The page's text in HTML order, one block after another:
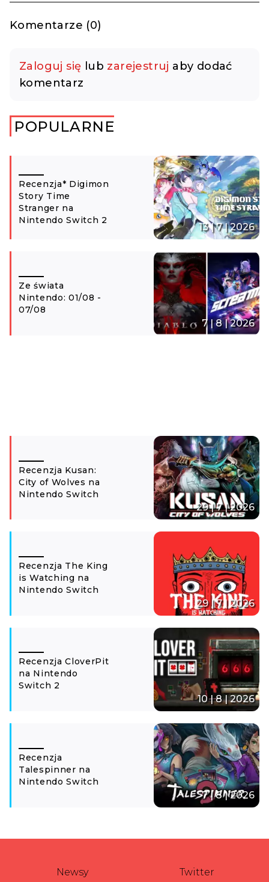
Komentarze (0)
Zaloguj się lub zarejestruj aby dodać
komentarz
POPULARNE
Recenzja* Digimon
Story Time
Stranger na
Nintendo Switch 2
13 | 7 | 2026
Ze świata
Nintendo: 01/08 -
07/08
7 | 8 | 2026
Recenzja Kusan:
City of Wolves na
Nintendo Switch
29 | 7 | 2026
Recenzja The King
is Watching na
Nintendo Switch
29 | 7 | 2026
Recenzja CloverPit
na Nintendo
Switch 2
10 | 8 | 2026
Recenzja
Talespinner na
Nintendo Switch
7 | 8 | 2026
Newsy Twitter